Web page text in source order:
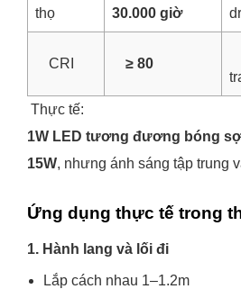
thọ 30.000 giờ
CRI ≥ 80
Thực tế:
1W LED tương đương bóng
15W, nhưng ánh sáng tập trung
Ứng dụng thực tế trong
1. Hành lang và lối đi
Lắp cách nhau 1–1.2m